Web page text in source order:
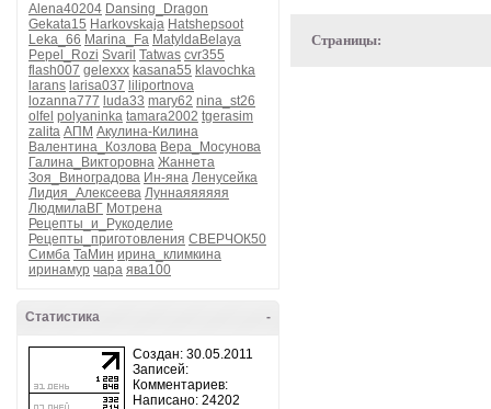
Alena40204 Dansing_Dragon
Gekata15 Harkovskaja Hatshepsoot
Leka_66 Marina_Fa MatyldaBelaya
Pepel_Rozi Svaril Tatwas cvr355
flash007 gelexxx kasana55 klavochka
larans larisa037 liliportnova
lozanna777 luda33 mary62 nina_st26
olfel polyaninka tamara2002 tgerasim
zalita АПМ Акулина-Килина
Валентина_Козлова Вера_Мосунова
Галина_Викторовна Жаннета
Зоя_Виноградова Ин-яна Ленусейка
Лидия_Алексеева Луннаяяяяяя
ЛюдмилаВГ Мотрена
Рецепты_и_Рукоделие
Рецепты_приготовления СВЕРЧОК50
Симба ТаМин ирина_климкина
иринамур чара ява100
-
Статистика
Создан: 30.05.2011
Записей:
Комментариев:
Написано: 24202
Страницы: